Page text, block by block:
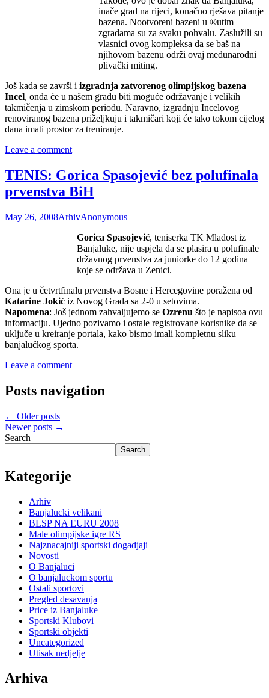
inače grad na rijeci, konačno rješava pitanje
bazena. Nootvoreni bazeni u ®utim
zgradama su za svaku pohvalu. Zaslužili su
vlasnici ovog kompleksa da se baš na
njihovom bazenu održi ovaj međunarodni
plivački miting.
Još kada se završi i izgradnja zatvorenog olimpijskog bazena
Incel, onda će u našem gradu biti moguće održavanje i velikih
takmičenja u zimskom periodu. Naravno, izgradnju Incelovog
renoviranog bazena priželjkuju i takmičari koji će tako tokom cijelog
dana imati prostor za treniranje.
Leave a comment
TENIS: Gorica Spasojević bez polufinala
prvenstva BiH
May 26, 2008ArhivAnonymous
Gorica Spasojević, teniserka TK Mladost iz
Banjaluke, nije uspjela da se plasira u polufinale
državnog prvenstva za juniorke do 12 godina
koje se održava u Zenici.
Ona je u četvrtfinalu prvenstva Bosne i Hercegovine poražena od
Katarine Jokić iz Novog Grada sa 2-0 u setovima.
Napomena: Još jednom zahvaljujemo se Ozrenu što je napisoa ovu
informaciju. Ujedno pozivamo i ostale registrovane korisnike da se
uključe u kreiranje portala, kako bismo imali kompletnu sliku
banjalučkog sporta.
Leave a comment
Posts navigation
← Older posts
Newer posts →
Search
Search
Kategorije
Arhiv
Banjalucki velikani
BLSP NA EURU 2008
Male olimpijske igre RS
Najznacajniji sportski dogadjaji
Novosti
O Banjaluci
O banjaluckom sportu
Ostali sportovi
Pregled desavanja
Price iz Banjaluke
Sportski Klubovi
Sportski objekti
Uncategorized
Utisak nedjelje
Arhiva